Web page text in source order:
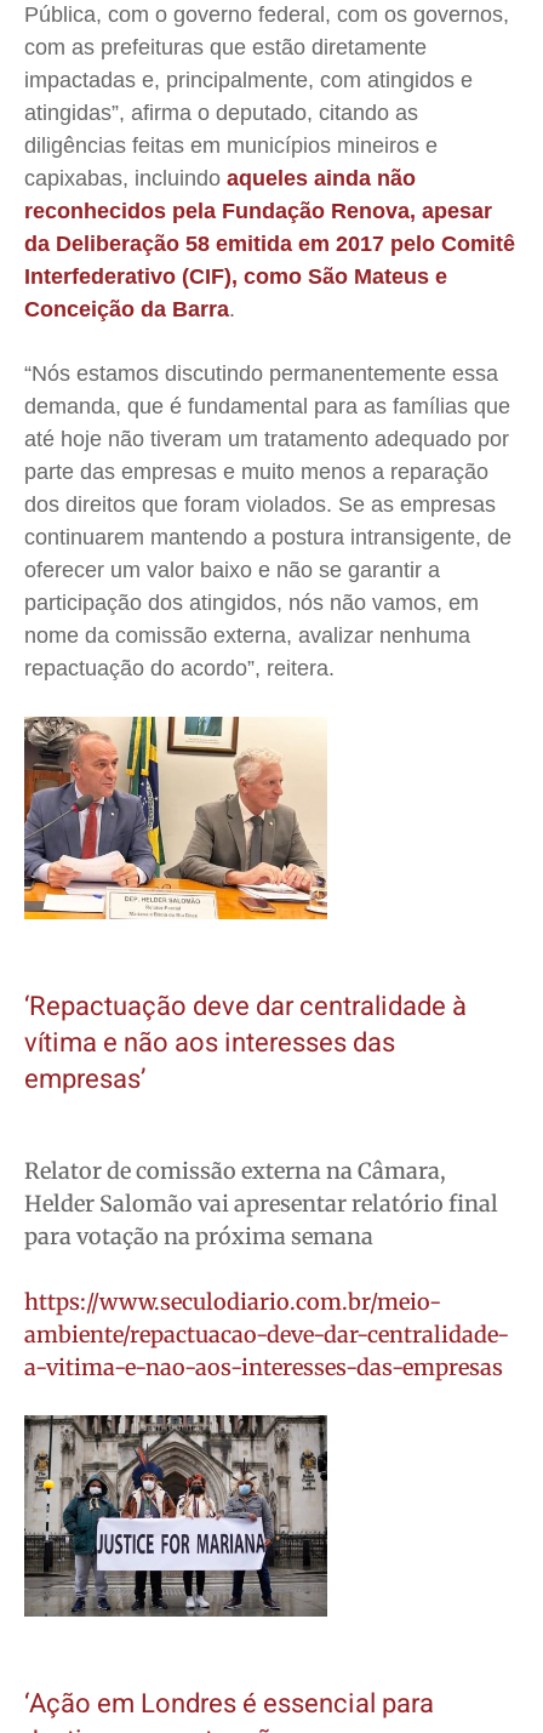
Pública, com o governo federal, com os governos,
com as prefeituras que estão diretamente
impactadas e, principalmente, com atingidos e
atingidas”, afirma o deputado, citando as
diligências feitas em municípios mineiros e
capixabas, incluindo aqueles ainda não
reconhecidos pela Fundação Renova, apesar
da Deliberação 58 emitida em 2017 pelo Comitê
Interfederativo (CIF), como São Mateus e
Conceição da Barra.
“Nós estamos discutindo permanentemente essa
demanda, que é fundamental para as famílias que
até hoje não tiveram um tratamento adequado por
parte das empresas e muito menos a reparação
dos direitos que foram violados. Se as empresas
continuarem mantendo a postura intransigente, de
oferecer um valor baixo e não se garantir a
participação dos atingidos, nós não vamos, em
nome da comissão externa, avalizar nenhuma
repactuação do acordo”, reitera.
‘Repactuação deve dar centralidade à
vítima e não aos interesses das
empresas’
Relator de comissão externa na Câmara,
Helder Salomão vai apresentar relatório final
para votação na próxima semana
https://www.seculodiario.com.br/meio-
ambiente/repactuacao-deve-dar-centralidade-
a-vitima-e-nao-aos-interesses-das-empresas
‘Ação em Londres é essencial para